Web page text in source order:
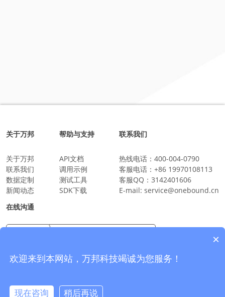
关于万邦
关于万邦
联系我们
数据定制
新闻动态
帮助与支持
API文档
调用示例
测试工具
SDK下载
联系我们
热线电话： 400-004-0790
客服电话： +86 19970108113
客服QQ： 3142401606
E-mail: service@onebound.cn
在线沟通
×
欢迎来到本网站，万邦科技竭诚为您服务！
现在咨询 稍后再说